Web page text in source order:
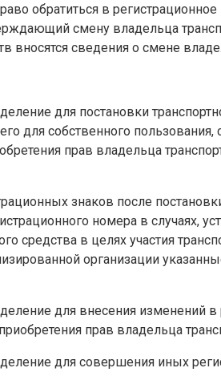
обратиться в
смену владельца
вносятся сведения о смене
для постановки
для собственного
прав владельца
знаков после
номера в
средства в целях участия
организации
для внесения
прав владельца
для совершения иных